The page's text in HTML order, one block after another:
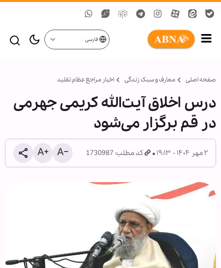
فارسی
صفحه اصلی معارف و سبک زندگی اخبار مراجع عظام تقلید
درس اخلاق آیت‌الله کریمی جهرمی
در قم برگزار می‌شود
۲ مهر ۱۴۰۴ - ۱۹:۱۳ کد مطلب: 1730987